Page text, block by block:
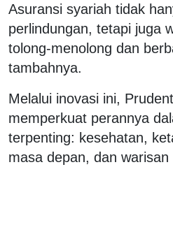
Asuransi syariah tidak
perlindungan, tetapi juga
tolong-menolong dan
tambahnya.
Melalui inovasi ini,
memperkuat perannya
terpenting: kesehatan,
masa depan, dan warisan